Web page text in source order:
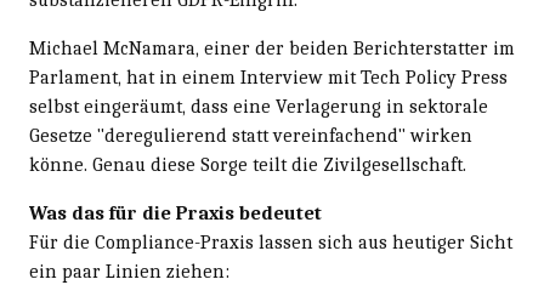
Michael McNamara, einer der beiden Berichterstatter im
Parlament, hat in einem Interview mit Tech Policy Press
selbst eingeräumt, dass eine Verlagerung in sektorale
Gesetze "deregulierend statt vereinfachend" wirken
könne. Genau diese Sorge teilt die Zivilgesellschaft.
Was das für die Praxis bedeutet
Für die Compliance-Praxis lassen sich aus heutiger Sicht
ein paar Linien ziehen: